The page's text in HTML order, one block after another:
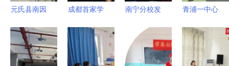
元氏县南因
办呼吸道传
染病健康知
成都首家学
服务中心成
立，教育咨
南宁分校发
服务优势，
积极服务地
青浦一中心
教育心理学
视角下的专